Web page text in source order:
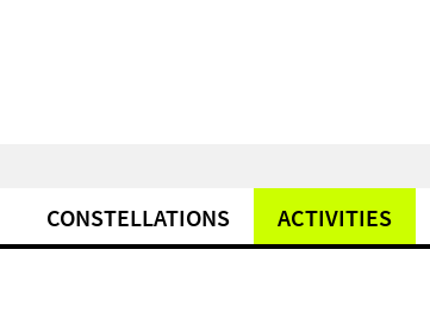
CONSTELLATIONS ACTIVITIES